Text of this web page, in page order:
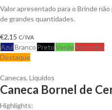
Valor apresentado para o Brinde
de grandes quantidades.
€2,15 C/ IVA
AzulBranco PretoVerdeVermelho
Destaque
Canecas, Líquidos
Caneca Bornel de
Highlights: